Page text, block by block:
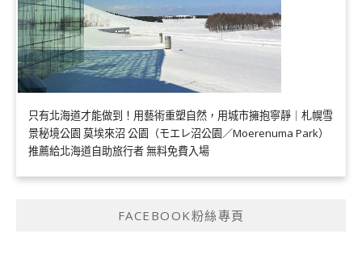
只有北海道才能做到！用藝術重塑自然，用城市擁抱寧靜｜札幌雪
景秘境公園 莫埃來沼 公園（モエレ沼公園／Moerenuma Park）
推薦給北海道自助旅行者 無料免費入場
FACEBOOK粉絲專頁